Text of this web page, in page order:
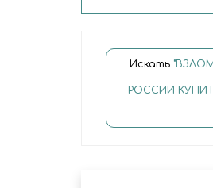
Искать
РОССИИ